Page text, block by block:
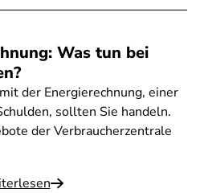
Was tun bei
der Energierechnung, einer
sollten Sie handeln.
der Verbraucherzentrale